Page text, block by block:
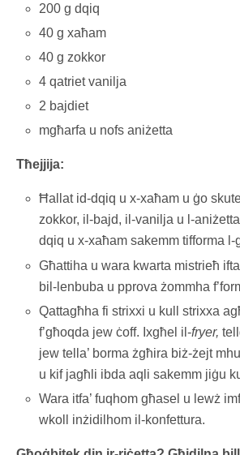
200 g dqiq
40 g xaħam
40 g zokkor
4 qatriet vanilja
2 bajdiet
mgħarfa u nofs aniżetta
Tħejjija:
Ħallat id-dqiq u x-xaħam u ġo
zokkor, il-bajd, il-vanilja u l-
dqiq u x-xaħam sakemm tifforma l-
Għattiha u wara kwarta mistrieħ
bil-lenbuba u pprova żommha
Qattagħha fi strixxi u kull strixxa
f’għoqda jew ċoff. Ixgħel il-fryer,
jew tella’ borma żgħira biż-żejt
u kif jagħli ibda aqli sakemm jiġu
Wara itfa’ fuqhom għasel u lewż
wkoll inżidilhom il-konfettura.